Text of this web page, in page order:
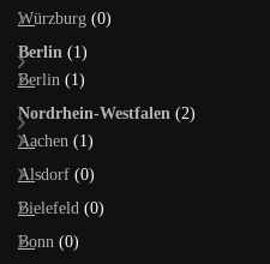
Würzburg (0)
Berlin (1)
Berlin (1)
Nordrhein-Westfalen (2)
Aachen (1)
Alsdorf (0)
Bielefeld (0)
Bonn (0)